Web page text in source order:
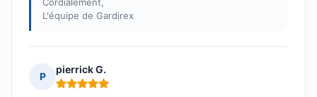
L'équipe de Gardirex
P
pierrick G.
Note : 5 sur 5